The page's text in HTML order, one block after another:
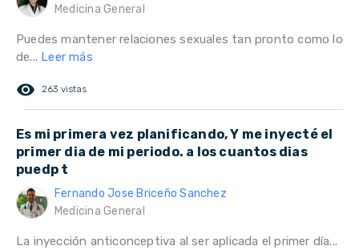
Medicina General
Puedes mantener relaciones sexuales tan pronto como lo
de... Leer más
remove_red_eye 263 vistas
Es mi primera vez planificando, Y me inyecté el
primer dia de mi periodo. a los cuantos dias
puedp t
Fernando Jose Briceño Sanchez
Medicina General
La inyección anticonceptiva al ser aplicada el primer día...